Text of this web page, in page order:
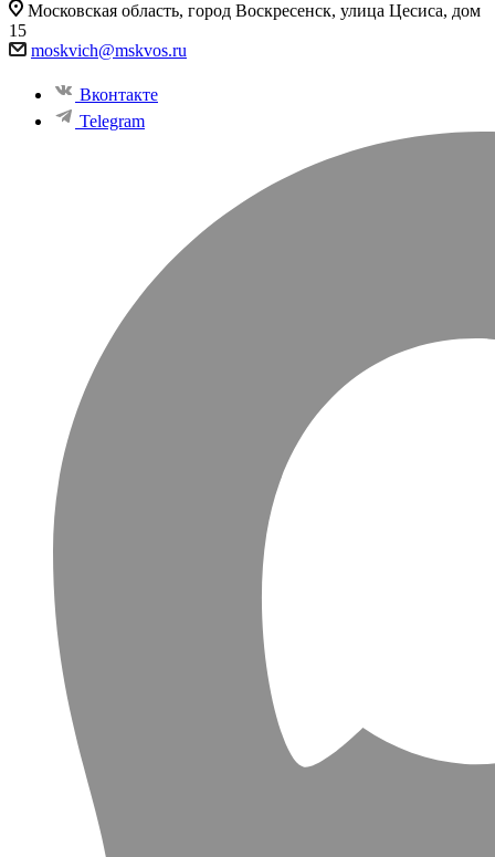
Московская область, город Воскресенск, улица Цесиса, дом
15
moskvich@mskvos.ru
Вконтакте
Telegram